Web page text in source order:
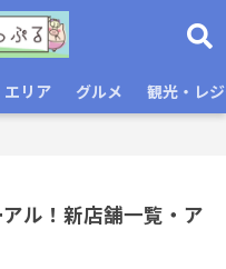
エリア グルメ 観光・レ
ル！新店舗一覧・ア